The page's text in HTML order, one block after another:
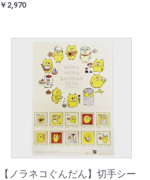
￥2,970
【ノラネコぐんだん】切手シー